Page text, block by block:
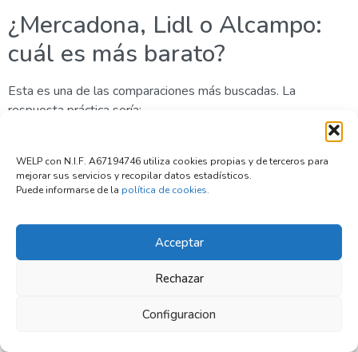
WELP con N.I.F. A67194746 utiliza cookies propias y de terceros para
mejorar sus servicios y recopilar datos estadísticos.
Puede informarse de la política de cookies.
Acceptar
Rechazar
Configuracion
¿Mercadona, Lidl o Alcampo:
cuál es más barato?
Esta es una de las comparaciones más buscadas. La
respuesta práctica sería:
grande, despensa, packs y productos de marca blanca.
Lidlpuede salir muy bien en marca propia, frescos
concretos y ofertas, pero hay más riesgo de compra
no siempre es el más barato, pero ofrece
Si quieres ahorrar al máximo, lo ideal no es casarte con una
Alcampo o Family Cash para compra grande.